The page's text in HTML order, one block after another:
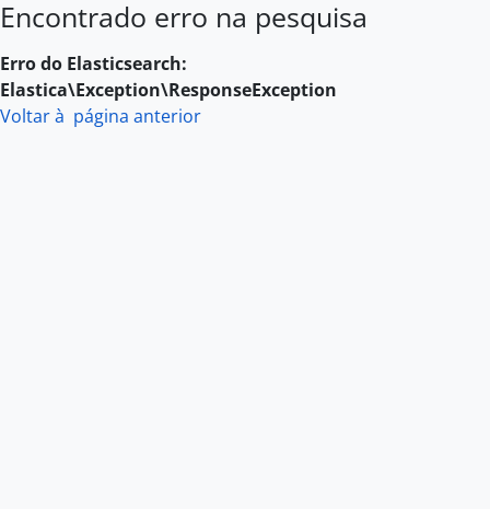
Skip to main content
Encontrado erro na pesquisa
Erro do Elasticsearch:
Elastica\Exception\ResponseException
Voltar à página anterior